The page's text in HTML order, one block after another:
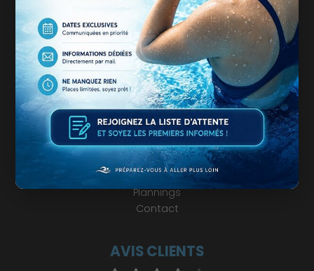
Le centre
Activités
Infos Pratiques
Réserver
Actus
Chèques Cadeaux
INFORMATIONS
Horaires
Tarifs et abonnements
Plannings
Contact
AVIS CLIENTS